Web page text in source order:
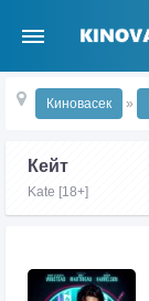
Киновасек »
Кейт
Kate [18+]